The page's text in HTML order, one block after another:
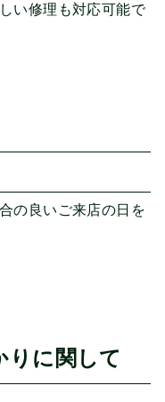
い修理も対応可能で
の良いご来店の日を
りに関して